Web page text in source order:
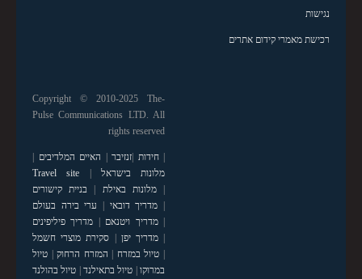
נגישות
רכישת מאמרי קידום אתרים
Copyright © 2010-2025 The-
Pulse Communications LTD. All
rights reserved
|חידות |זנזיבר | האיים המלדיבים |
מלונות בישראל |
Travel site
|מלונות באילת | בניית קישורים
| מדריך דובאי | ערי בירה בעולם
|מדריך ויטנאם | מדריך פיליפינים
|מדריך יפן | סקירת מוצרי חשמל
| טיול במזרח | המזרח הרחוק| טיול
במרוקו| טיול בתאילנד| טיול בהולנד